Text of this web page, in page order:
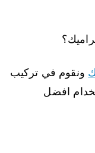
ونقوم في تركيب
افضل